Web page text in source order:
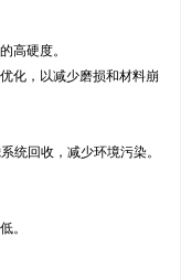
高硬度。
化，以减少磨损和材料崩
统回收，减少环境污染。
。